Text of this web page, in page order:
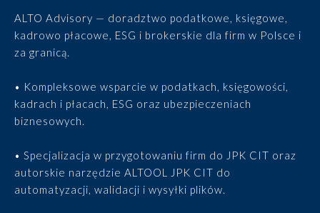
ALTO Advisory — doradztwo podatkowe, księgowe,
kadrowo płacowe, ESG i brokerskie dla firm w Polsce i
za granicą.
• Kompleksowe wsparcie w podatkach, księgowości,
kadrach i płacach, ESG oraz ubezpieczeniach
biznesowych.
• Specjalizacja w przygotowaniu firm do JPK CIT oraz
autorskie narzędzie ALTOOL JPK CIT do
automatyzacji, walidacji i wysyłki plików.